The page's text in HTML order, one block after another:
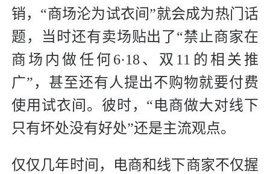
销，“商场沦为试衣间”就会成为热门话
题，当时还有卖场贴出了“禁止商家在
商场内做任何6·18、双11的相关推
广”，甚至还有人提出不购物就要付费
使用试衣间。彼时，“电商做大对线下
只有坏处没有好处”还是主流观点。
仅仅几年时间，电商和线下商家不仅握